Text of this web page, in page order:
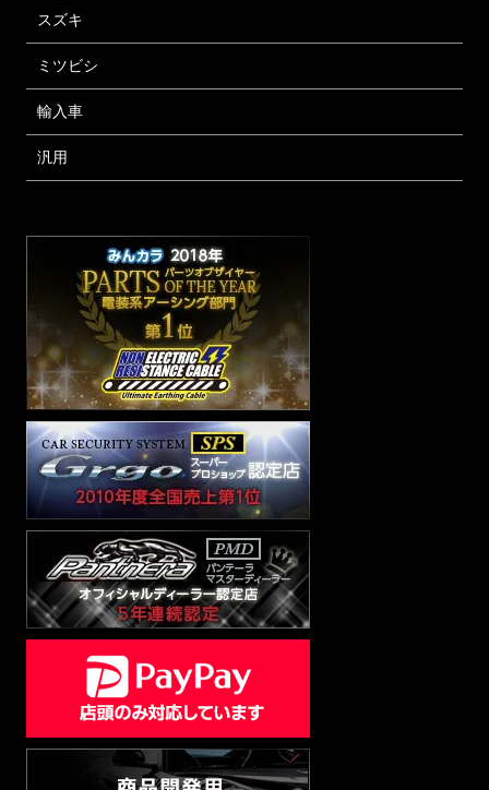
スズキ
ミツビシ
輸入車
汎用